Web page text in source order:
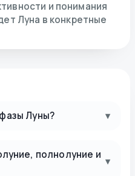
и понимания
Луна в конкретные
Луны? ▾
полнолуние и
▾